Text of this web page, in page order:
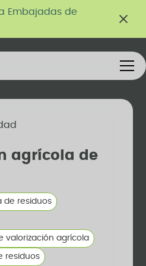
Embajadas de
agrícola de
de residuos
valorización agrícola
residuos